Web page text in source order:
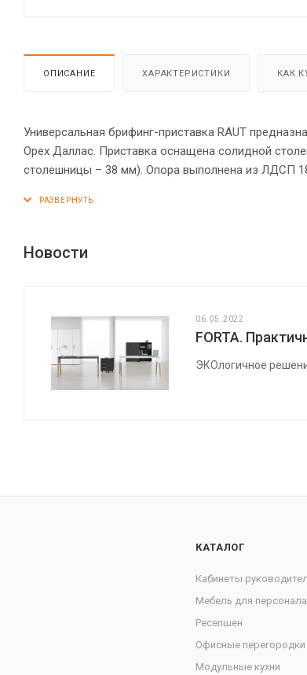
ОПИСАНИЕ ХАРАКТЕРИСТИКИ КАК
Универсальная брифинг-приставка RAUT
Орех Даллас. Приставка оснащена солидной
столешницы – 38 мм). Опора выполнена из ЛДСП
стяжками. Регулируемая по высоте опора
Новости
06.05.2022
FORTA.
ЭКОлогичное
КАТАЛОГ
Кабинеты
Мебель для персонала
Ресепшен
Офисные перегородки
Модульные кухни